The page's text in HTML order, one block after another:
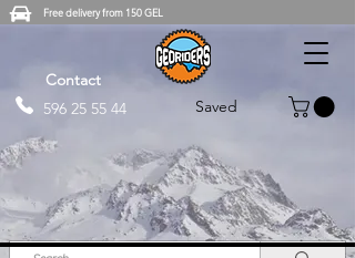
Free delivery from 150 GEL
Contact
596 25 55 44
Saved